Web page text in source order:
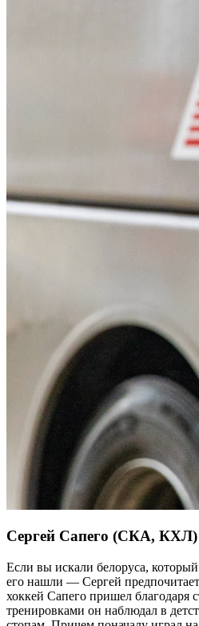
Сергей Сапего (СКА, КХЛ)
Если вы искали белоруса,
его нашли — Сергей
хоккей Сапего пришел благодаря
тренировками он наблюдал в